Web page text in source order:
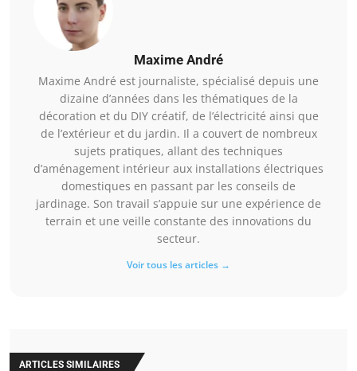
Maxime André
Maxime André est journaliste, spécialisé depuis une
dizaine d’années dans les thématiques de la
décoration et du DIY créatif, de l’électricité ainsi que
de l’extérieur et du jardin. Il a couvert de nombreux
sujets pratiques, allant des techniques
d’aménagement intérieur aux installations électriques
domestiques en passant par les conseils de
jardinage. Son travail s’appuie sur une expérience de
terrain et une veille constante des innovations du
secteur.
Voir tous les articles →
ARTICLES SIMILAIRES